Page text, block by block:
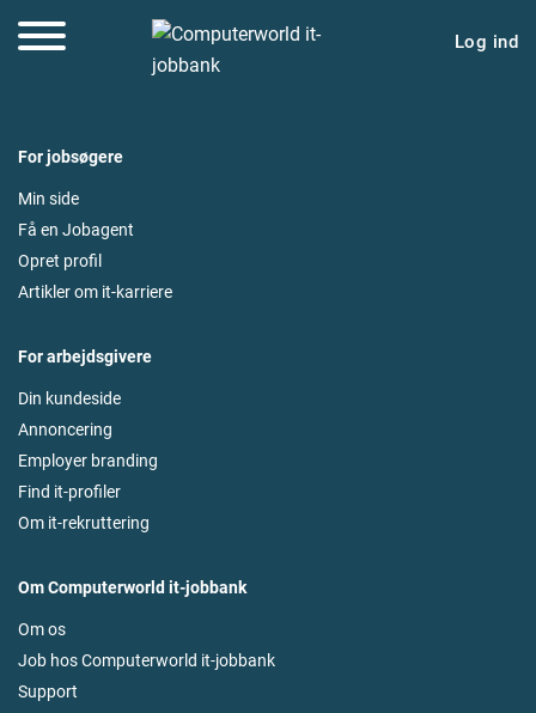
Log ind
For jobsøgere
Min side
Få en Jobagent
Opret profil
Artikler om it-karriere
For arbejdsgivere
Din kundeside
Annoncering
Employer branding
Find it-profiler
Om it-rekruttering
Om Computerworld it-jobbank
Om os
Job hos Computerworld it-jobbank
Support